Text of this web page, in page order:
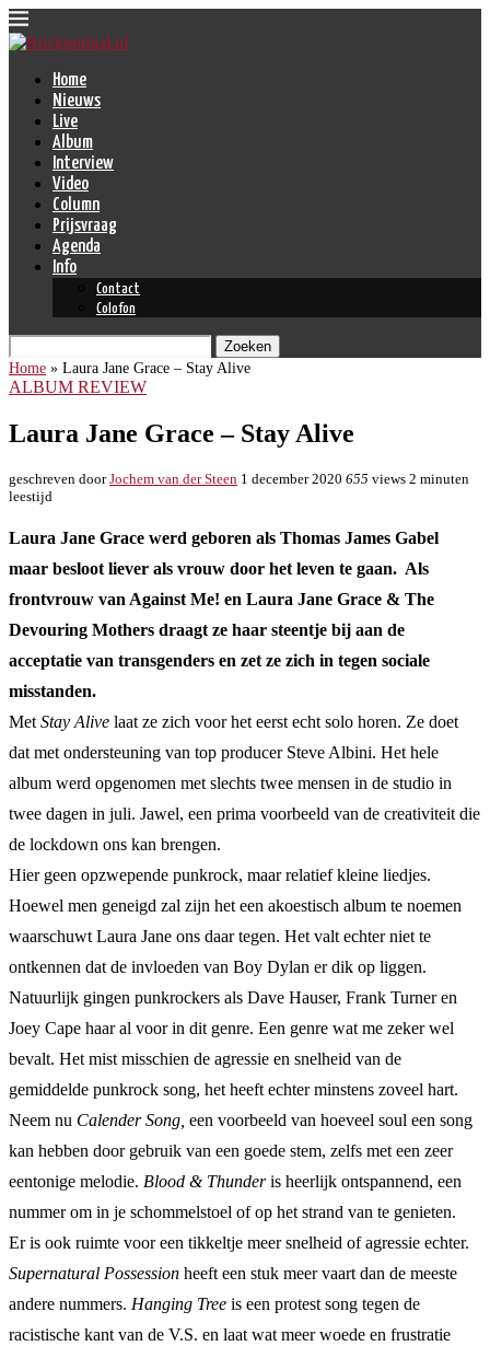
Home
Nieuws
Live
Album
Interview
Video
Column
Prijsvraag
Agenda
Info
Contact
Colofon
Zoeken
Home » Laura Jane Grace – Stay Alive
ALBUM REVIEW
Laura Jane Grace – Stay Alive
geschreven doorJochem van der Steen 1 december 2020 655 views 2 minuten
leestijd
Laura Jane Grace werd geboren als Thomas James Gabel
maar besloot liever als vrouw door het leven te gaan. Als
frontvrouw van Against Me! en Laura Jane Grace & The
Devouring Mothers draagt ze haar steentje bij aan de
acceptatie van transgenders en zet ze zich in tegen sociale
misstanden.
Met Stay Alive laat ze zich voor het eerst echt solo horen. Ze doet
dat met ondersteuning van top producer Steve Albini. Het hele
album werd opgenomen met slechts twee mensen in de studio in
twee dagen in juli. Jawel, een prima voorbeeld van de creativiteit die
de lockdown ons kan brengen.
Hier geen opzwepende punkrock, maar relatief kleine liedjes.
Hoewel men geneigd zal zijn het een akoestisch album te noemen
waarschuwt Laura Jane ons daar tegen. Het valt echter niet te
ontkennen dat de invloeden van Boy Dylan er dik op liggen.
Natuurlijk gingen punkrockers als Dave Hauser, Frank Turner en
Joey Cape haar al voor in dit genre. Een genre wat me zeker wel
bevalt. Het mist misschien de agressie en snelheid van de
gemiddelde punkrock song, het heeft echter minstens zoveel hart.
Neem nu Calender Song, een voorbeeld van hoeveel soul een song
kan hebben door gebruik van een goede stem, zelfs met een zeer
eentonige melodie. Blood & Thunderis heerlijk ontspannend, een
nummer om in je schommelstoel of op het strand van te genieten.
Er is ook ruimte voor een tikkeltje meer snelheid of agressie echter.
Supernatural Possession heeft een stuk meer vaart dan de meeste
andere nummers. Hanging Tree is een protest song tegen de
racistische kant van de V.S. en laat wat meer woede en frustratie